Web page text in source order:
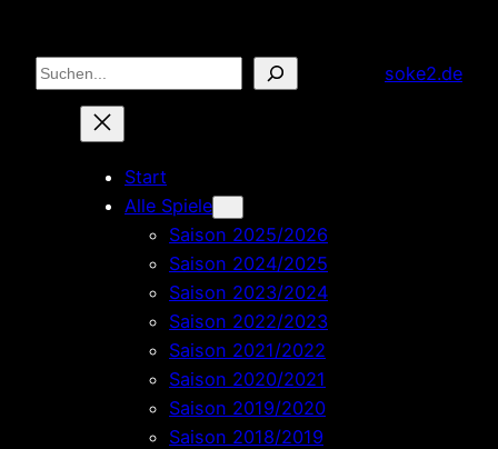
Inhalt
springen
Suchen soke2.de
Start
Alle Spiele
Saison 2025/2026
Saison 2024/2025
Saison 2023/2024
Saison 2022/2023
Saison 2021/2022
Saison 2020/2021
Saison 2019/2020
Saison 2018/2019